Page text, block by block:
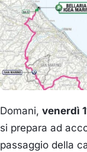
Domani, venerdì
si prepara ad
passaggio della